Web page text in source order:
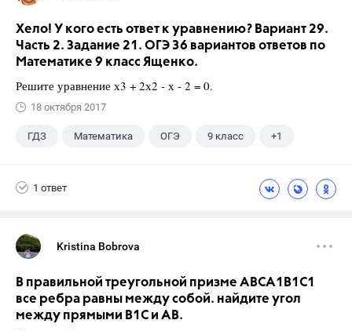
Хело! У кого есть ответ к уравнению? Вариант 29.
Часть 2. Задание 21. ОГЭ 36 вариантов ответов по
Математике 9 класс Ященко.
Решите уравнение х3 + 2х2 - х - 2 = 0.
18 октября 2017
ГДЗ Математика ОГЭ 9 класс +1
1 ответ
Kristina Bobrova
В правильной треугольной призме АВСA1В1С1
все ребра равны между собой. найдите угол
между прямыми В1С и АВ.